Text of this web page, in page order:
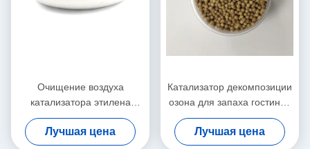
Очищение воздуха
катализатора этилена
родия платины задерживая
зреть плодов овощей
Лучшая цена
Катализатор декомпозиции
озона для запаха гостиниц
ванн холодильников
расхода озона странного
Лучшая цена